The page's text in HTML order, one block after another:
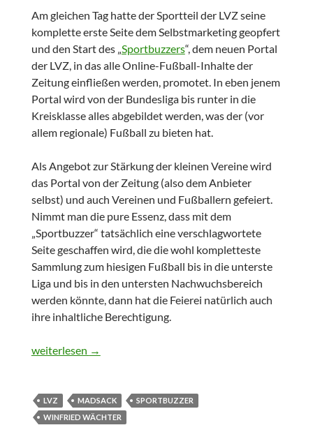
Am gleichen Tag hatte der Sportteil der LVZ seine
komplette erste Seite dem Selbstmarketing geopfert
und den Start des „Sportbuzzers“, dem neuen Portal
der LVZ, in das alle Online-Fußball-Inhalte der
Zeitung einfließen werden, promotet. In eben jenem
Portal wird von der Bundesliga bis runter in die
Kreisklasse alles abgebildet werden, was der (vor
allem regionale) Fußball zu bieten hat.
Als Angebot zur Stärkung der kleinen Vereine wird
das Portal von der Zeitung (also dem Anbieter
selbst) und auch Vereinen und Fußballern gefeiert.
Nimmt man die pure Essenz, dass mit dem
„Sportbuzzer“ tatsächlich eine verschlagwortete
Seite geschaffen wird, die die wohl kompletteste
Sammlung zum hiesigen Fußball bis in die unterste
Liga und bis in den untersten Nachwuchsbereich
werden könnte, dann hat die Feierei natürlich auch
ihre inhaltliche Berechtigung.
Von Buzzern und anderen Grausamkeiten
weiterlesen →
LVZ MADSACK
SPORTBUZZER
WINFRIED WÄCHTER